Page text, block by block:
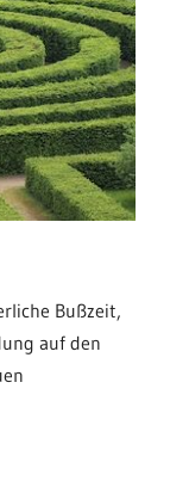
Bußzeit,
auf den